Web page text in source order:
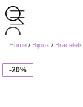
de
Home / Bijoux / Bracelets
-20%